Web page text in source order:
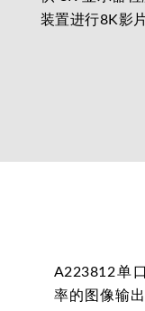
装置进行8K影
A223812单
率的图像输